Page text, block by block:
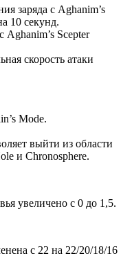
заряда с Aghanim’s
10 секунд.
Scepter
скорость атаки
Mode.
выйти из области
и Chronosphere.
увеличено с 0 до 1,5.
с 22 на 22/20/18/16